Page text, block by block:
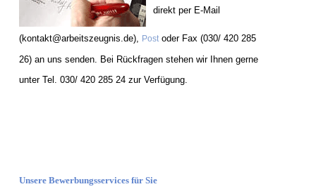
direkt per E-Mail
(kontakt@arbeitszeugnis.de), Postoder Fax (030/ 420 285
26) an uns senden. Bei Rückfragen stehen wir Ihnen gerne
unter Tel. 030/ 420 285 24 zur Verfügung.
Unsere Bewerbungsservices für Sie